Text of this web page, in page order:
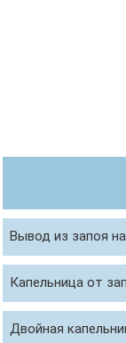
Вывод из запоя
Капельница от
Двойная